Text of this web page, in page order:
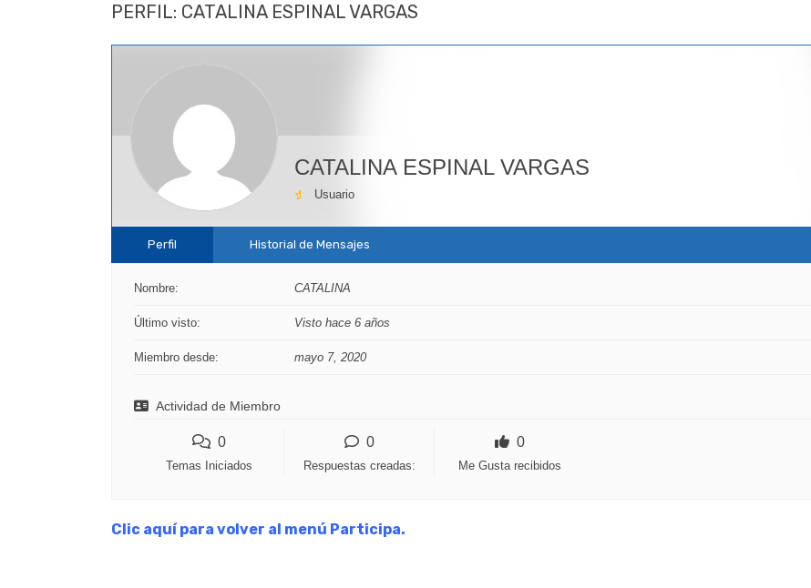
encuentras
PERFIL: CATALINA ESPINAL VARGAS
CATALINA ESPINAL VARGAS
Usuario
Perfil Historial de Mensajes
Nombre: CATALINA
Último visto: Visto hace 6 años
Miembro desde: mayo 7, 2020
Actividad de Miembro
0
Temas Iniciados
0
Respuestas creadas:
0
Me Gusta recibidos
Clic aquí para volver al menú Participa.